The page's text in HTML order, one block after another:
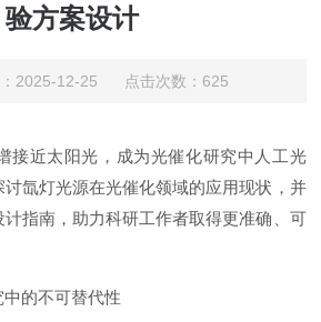
验方案设计
：2025-12-25 点击次数：625
接近太阳光，成为光催化研究中人工光
氙灯光源在光催化领域的应用现状，并
指南，助力科研工作者取得更准确、可
的不可替代性